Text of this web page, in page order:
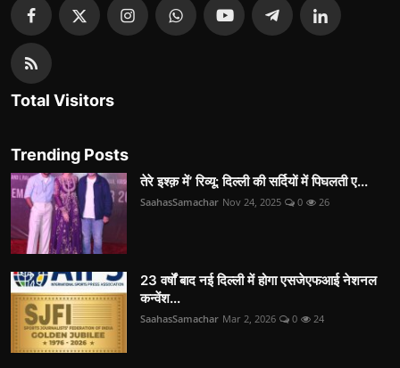
Total Visitors
Trending Posts
तेरे इश्क़ में’ रिव्यू: दिल्ली की सर्दियों में पिघलती ए...
SaahasSamachar Nov 24, 2025 0 26
23 वर्षों बाद नई दिल्ली में होगा एसजेएफआई नेशनल
कन्वेंश...
SaahasSamachar Mar 2, 2026 0 24